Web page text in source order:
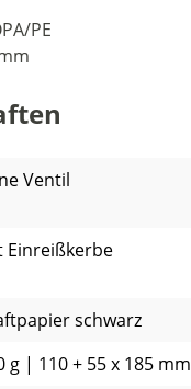
PE
Ventil
Einreißkerbe
schwarz
g | 110 + 55 x 185 mm